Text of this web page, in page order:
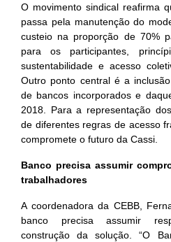
O movimento sindical reafirma
passa pela manutenção do
custeio na proporção de 70%
para os participantes,
sustentabilidade e acesso
Outro ponto central é a
de bancos incorporados e
2018. Para a representação
de diferentes regras de acesso
compromete o futuro da Cassi.
Banco precisa assumir
trabalhadores
A coordenadora da CEBB,
banco precisa assumir
construção da solução. “O